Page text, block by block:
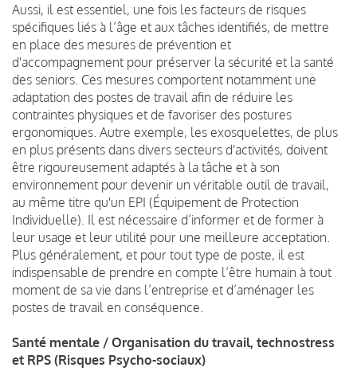
Aussi, il est essentiel, une fois les facteurs de risques
spécifiques liés à l’âge et aux tâches identifiés, de mettre
en place des mesures de prévention et
d'accompagnement pour préserver la sécurité et la santé
des seniors. Ces mesures comportent notamment une
adaptation des postes de travail afin de réduire les
contraintes physiques et de favoriser des postures
ergonomiques. Autre exemple, les exosquelettes, de plus
en plus présents dans divers secteurs d'activités, doivent
être rigoureusement adaptés à la tâche et à son
environnement pour devenir un véritable outil de travail,
au même titre qu'un EPI (Équipement de Protection
Individuelle). Il est nécessaire d’informer et de former à
leur usage et leur utilité pour une meilleure acceptation.
Plus généralement, et pour tout type de poste, il est
indispensable de prendre en compte l’être humain à tout
moment de sa vie dans l’entreprise et d’aménager les
postes de travail en conséquence.
Santé mentale / Organisation du travail, technostress
et RPS (Risques Psycho-sociaux)